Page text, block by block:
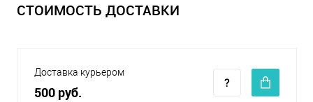
СТОИМОСТЬ ДОСТАВКИ
Доставка курьером
500 руб.